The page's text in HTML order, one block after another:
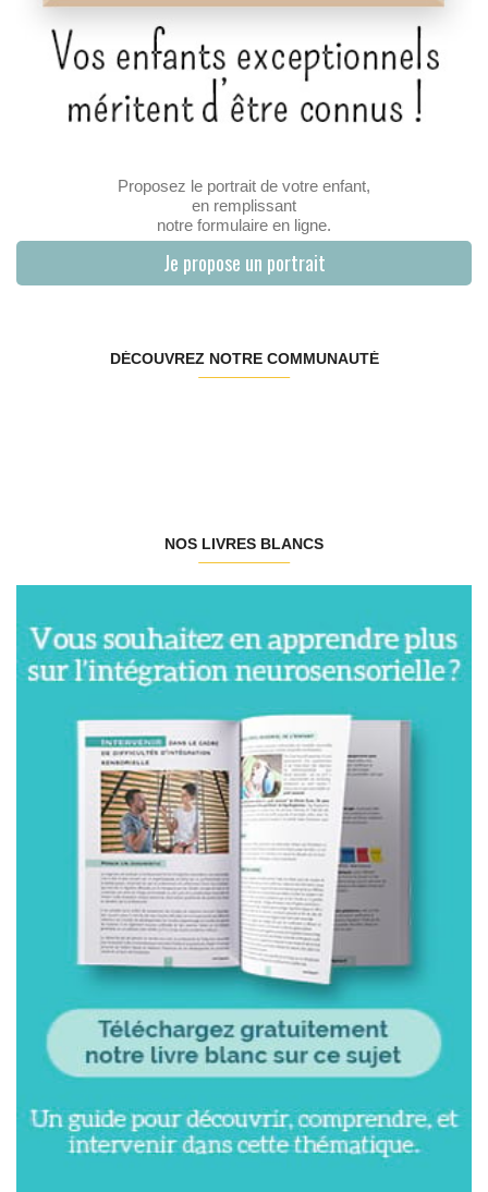
Proposez le portrait de votre enfant,
en remplissant
notre formulaire en ligne.
Je propose un portrait
DÉCOUVREZ NOTRE COMMUNAUTÉ
NOS LIVRES BLANCS